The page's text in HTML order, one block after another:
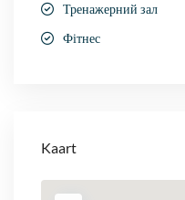
Тренажерний зал
Фітнес
Kaart